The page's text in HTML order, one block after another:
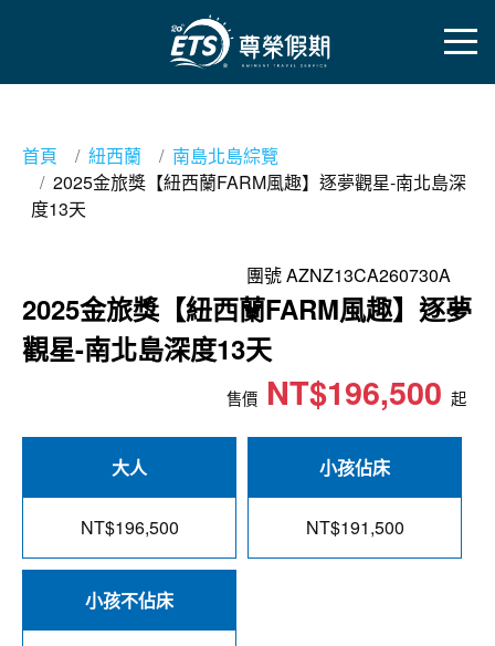
首頁 紐西蘭
南島北島綜覽
2025金旅獎【紐西蘭FARM風趣】逐夢觀星-南北島深
度13天
團號 AZNZ13CA260730A
2025金旅獎【紐西蘭FARM風趣】逐夢
觀星-南北島深度13天
售價 NT$196,500 起
大人
NT$196,500
小孩佔床
NT$191,500
小孩不佔床